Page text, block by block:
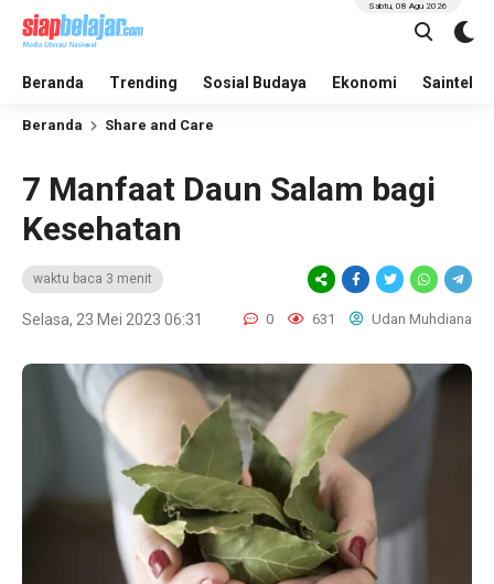
Beranda Trending Sosial Budaya Ekonomi Saintek
Sabtu, 08 Agu 2026
Beranda Share and Care
7 Manfaat Daun Salam bagi
Kesehatan
waktu baca 3 menit
Selasa, 23 Mei 2023 06:31 0 631 Udan Muhdiana